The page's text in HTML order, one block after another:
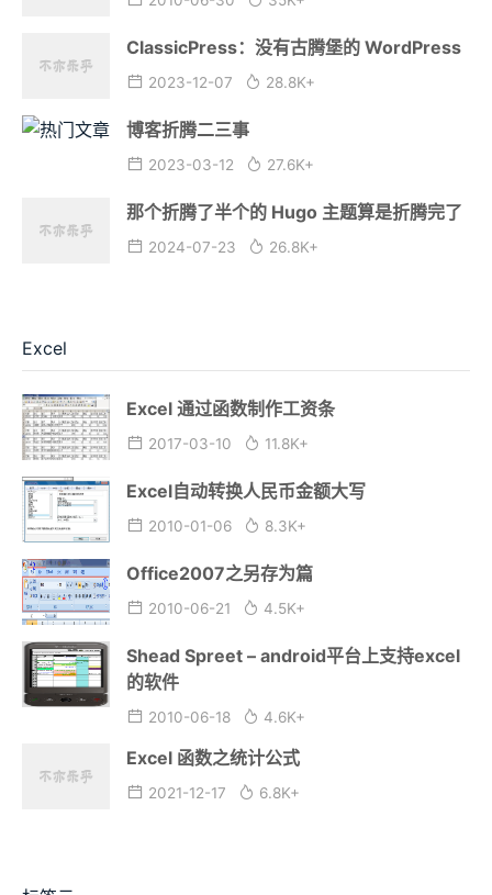
ClassicPress：没有古腾堡的 WordPress
2023-12-07 28.8K+
博客折腾二三事
2023-03-12 27.6K+
那个折腾了半个的 Hugo 主题算是折腾完了
2024-07-23 26.8K+
Excel
Excel 通过函数制作工资条
2017-03-10 11.8K+
Excel自动转换人民币金额大写
2010-01-06 8.3K+
Office2007之另存为篇
2010-06-21 4.5K+
Shead Spreet – android平台上支持excel
的软件
2010-06-18 4.6K+
Excel 函数之统计公式
2021-12-17 6.8K+